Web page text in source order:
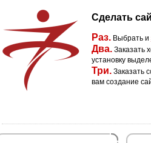
Сделать
Раз. Выбрать и
Два. Заказать
установку
Три. Заказать
вам создание